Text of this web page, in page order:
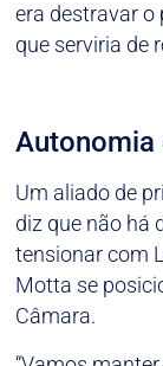
era destravar o
que serviria de
Autonomia
Um aliado de
diz que não há
tensionar com
Motta se
Câmara.